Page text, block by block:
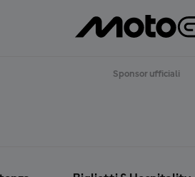
Sponsor ufficiali